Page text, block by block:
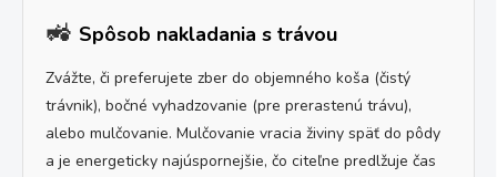
🚜 Spôsob nakladania s trávou
Zvážte, či preferujete zber do objemného koša (čistý
trávnik), bočné vyhadzovanie (pre prerastenú trávu),
alebo mulčovanie. Mulčovanie vracia živiny späť do pôdy
a je energeticky najúspornejšie, čo citeľne predlžuje čas